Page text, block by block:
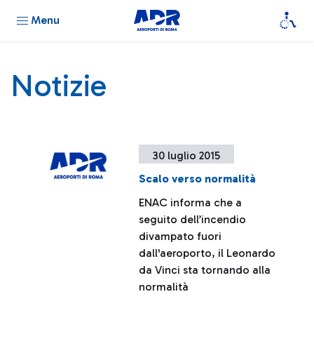
Menu
Notizie
30 luglio 2015
Scalo verso normalità
ENAC informa che a
seguito dell’incendio
divampato fuori
dall'aeroporto, il Leonardo
da Vinci sta tornando alla
normalità